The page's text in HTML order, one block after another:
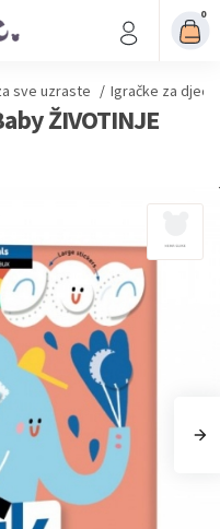
0
sve uzraste / Igračke za djecu
ŽIVOTINJE